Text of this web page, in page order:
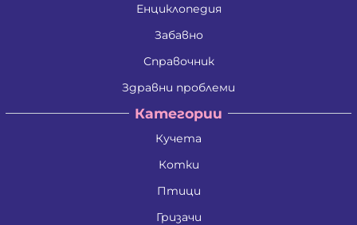
Енциклопедия
Забавно
Справочник
Здравни проблеми
Категории
Кучета
Котки
Птици
Гризачи